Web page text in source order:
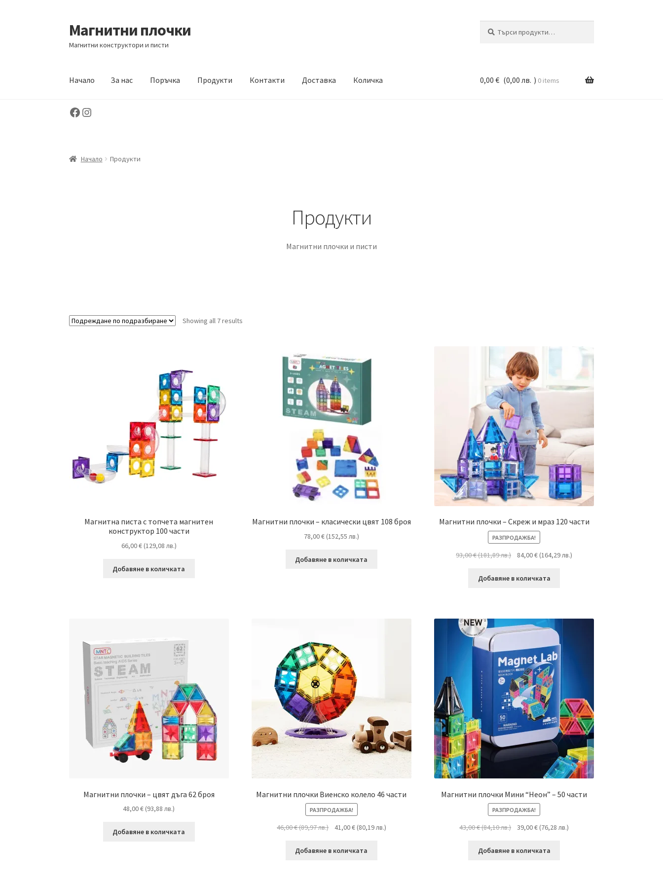
Skip
to
navigation
Skip
to
content
Магнитни плочки
Магнитни конструктори и писти
Начало За нас Поръчка Продукти Контакти Доставка Количка
Начало
0,00 € (0,00 лв. ) 0 items
Facebook
Instagram
Начало Продукти
Продукти
Магнитни плочки и писти
Showing all 7 results
Магнитна писта с топчета магнитен
конструктор 100 части
66,00€ (129,08 лв.)
Добавяне в количката
Магнитни плочки – класически цвят 108 броя
78,00€ (152,55 лв.)
Добавяне в количката
Магнитни плочки – Скреж и мраз 120 части
РАЗПРОДАЖБА!
93,00€(181,89лв.) 84,00€ (164,29лв.)
Добавяне в количката
Магнитни плочки – цвят дъга 62 броя
48,00€ (93,88лв.)
Добавяне в количката
Магнитни плочки Виенско колело 46 части
РАЗПРОДАЖБА!
46,00€(89,97лв.) 41,00€ (80,19лв.)
Добавяне в количката
Магнитни плочки Мини “Неон” – 50 части
РАЗПРОДАЖБА!
43,00€(84,10лв.) 39,00€ (76,28 лв.)
Добавяне в количката